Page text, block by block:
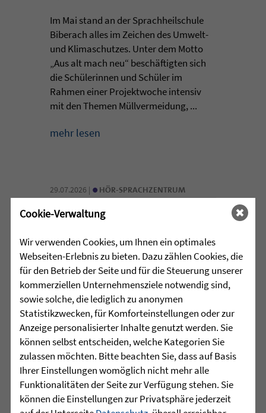
Im Mai stand an der Sprachheilschule
Biberach alles im Zeichen des Umwelt-
und Klimaschutzes. Unter dem Motto
„Aus alt mach neu“ beschäftigten sich
die Schülerinnen und Schüler im
Rahmen einer Projektwoche intensiv
mit den Themen Müllvermeidung, ...
mehr lesen
29.07.2026 | • HÖR-SPRACHZENTRUM
Mutmurmeln und
die Schulzeit
Am Mittwoch, 27.07.26 verabschiedete
das Team des Schulkindergartens der
Leopoldschule in Altshausen die
Vorschüler mit einer bunten und
emotionalen ...
mehr lesen
Cookie-Verwaltung
Wir verwenden Cookies, um Ihnen ein optimales
Webseiten-Erlebnis zu bieten. Dazu zählen Cookies, die
für den Betrieb der Seite und für die Steuerung unserer
kommerziellen Unternehmensziele notwendig sind,
sowie solche, die lediglich zu anonymen
Statistikzwecken, für Komforteinstellungen oder zur
Anzeige personalisierter Inhalte genutzt werden. Sie
können selbst entscheiden, welche Kategorien Sie
zulassen möchten. Bitte beachten Sie, dass auf Basis
Ihrer Einstellungen womöglich nicht mehr alle
Funktionalitäten der Seite zur Verfügung stehen. Sie
können die Einstellungen zur Privatsphäre jederzeit